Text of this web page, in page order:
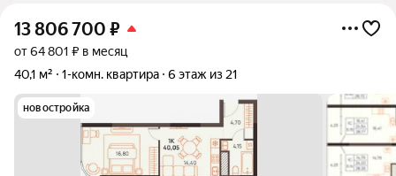
13 806 700 ₽
от 64 801 ₽ в месяц
40,1 м²
1-комн. квартира 6 этаж из 21
новостройка